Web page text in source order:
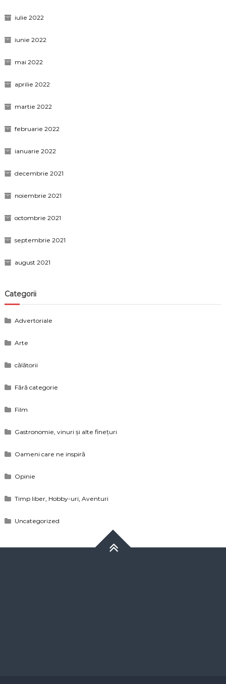
iulie 2022
iunie 2022
mai 2022
aprilie 2022
martie 2022
februarie 2022
ianuarie 2022
decembrie 2021
noiembrie 2021
octombrie 2021
septembrie 2021
august 2021
Categorii
Advertoriale
Arte
călătorii
Fără categorie
Film
Gastronomie, vinuri și alte finețuri
Oameni care ne inspiră
Opinie
Timp liber, Hobby-uri, Aventuri
Uncategorized